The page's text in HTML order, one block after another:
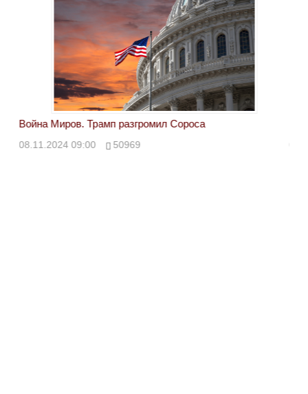
Война Миров. Трамп разгромил Сороса
08.11.2024 09:00 50969